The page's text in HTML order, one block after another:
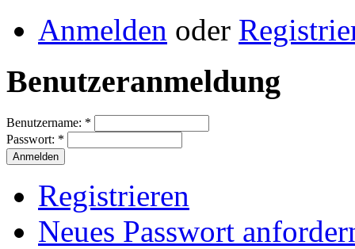
Anmelden oder
Benutzeranmeldung
Benutzername: *
Passwort: *
Registrieren
Neues Passwort